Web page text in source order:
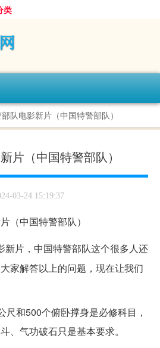
类
队电影新片（中国特警部队）
片（中国特警部队）
03-24 15:19:37
新片，中国特警部队这个很多人还
家解答以上的问题，现在让我们
尺和500个俯卧撑身是必修科目，
、气功破石只是基本要求。